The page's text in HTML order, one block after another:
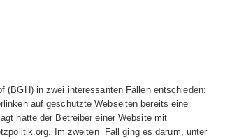
(BGH) in zwei interessanten Fällen entschieden:
auf geschützte Webseiten bereits eine
hatte der Betreiber einer Website mit
Im zweiten Fall ging es darum, unter